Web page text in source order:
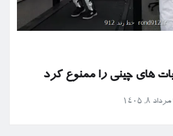
های چینی را ممنوع کرد
مرداد ۸, ۱۴۰۵